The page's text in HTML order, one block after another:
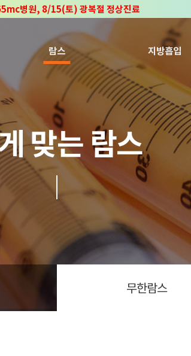
병원, 8/15(토) 광복절 정상진료
산365mc 보건복지부 장관상" 수상!
람스 지방흡입
맞는 람스
무한람스